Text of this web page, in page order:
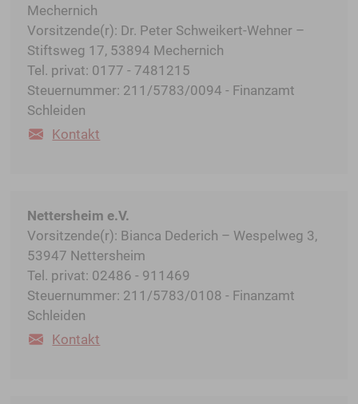
Mechernich
Vorsitzende(r): Dr. Peter Schweikert-Wehner –
Stiftsweg 17, 53894 Mechernich
Tel. privat: 0177 - 7481215
Steuernummer: 211/5783/0094 - Finanzamt
Schleiden
Kontakt
Nettersheim e.V.
Vorsitzende(r): Bianca Dederich – Wespelweg 3,
53947 Nettersheim
Tel. privat: 02486 - 911469
Steuernummer: 211/5783/0108 - Finanzamt
Schleiden
Kontakt